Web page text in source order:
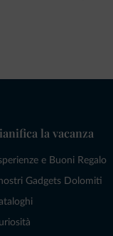
la vacanza
e Buoni Regalo
nostri Gadgets Dolomiti